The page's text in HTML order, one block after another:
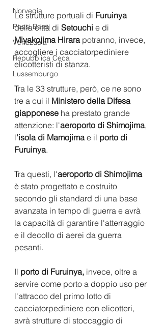
Norvegia
Paesi Bassi
Venezuela
Repubblica Ceca
Lussemburgo
Le strutture portuali di Furuinya
della città di Setouchi e di
Miyakojima Hirara potranno, invece,
accogliere i cacciatorpediniere
elicotteristi di stanza.
Tra le 33 strutture, però, ce ne sono
tre a cui il Ministero della Difesa
giapponese ha prestato grande
attenzione: l'aeroporto di Shimojima,
l'isola di Mamojima e il porto di
Furuinya.
Tra questi, l'aeroporto di Shimojima
è stato progettato e costruito
secondo gli standard di una base
avanzata in tempo di guerra e avrà
la capacità di garantire l'atterraggio
e il decollo di aerei da guerra
pesanti.
Il porto di Furuinya, invece, oltre a
servire come porto a doppio uso per
l'attracco del primo lotto di
cacciatorpediniere con elicotteri,
avrà strutture di stoccaggio di